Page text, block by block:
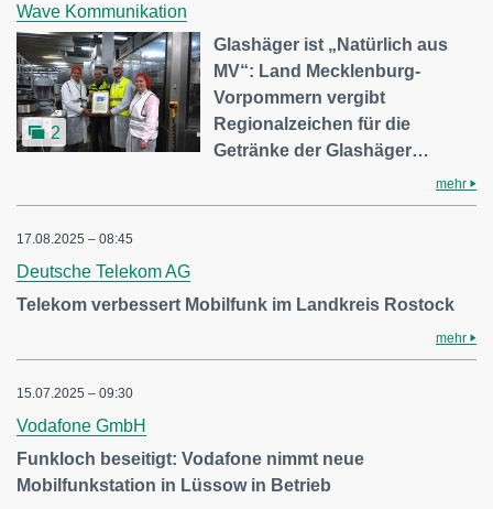
Wave Kommunikation
2
Glashäger ist „Natürlich aus
MV“: Land Mecklenburg-
Vorpommern vergibt
Regionalzeichen für die
Getränke der Glashäger…
mehr
17.08.2025 – 08:45
Deutsche Telekom AG
Telekom verbessert Mobilfunk im Landkreis Rostock
mehr
15.07.2025 – 09:30
Vodafone GmbH
Funkloch beseitigt: Vodafone nimmt neue
Mobilfunkstation in Lüssow in Betrieb